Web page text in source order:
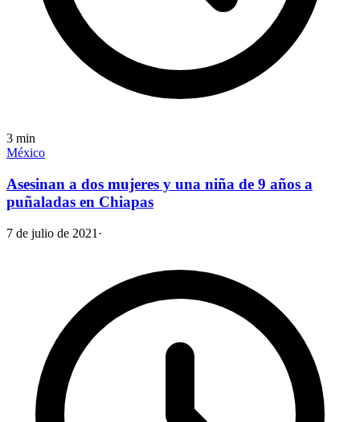
3 min
México
Asesinan a dos mujeres y una niña de 9 años a
puñaladas en Chiapas
7 de julio de 2021 ·